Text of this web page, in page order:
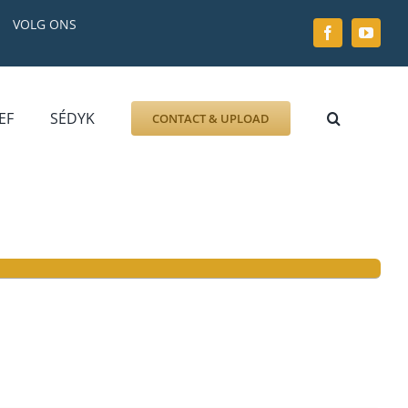
VOLG ONS
GRAFZERK
ALLLES
SÉDYK CONTACT & UPLOAD